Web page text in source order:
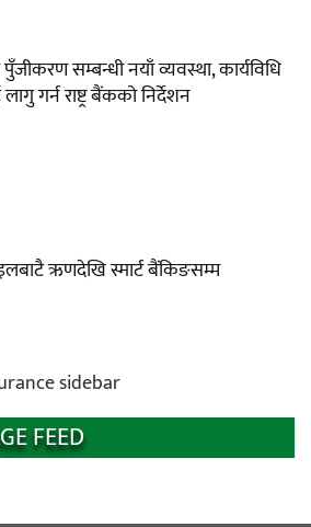
सम्बन्धी नयाँ व्यवस्था, कार्यविधि
गर्न राष्ट्र बैंकको निर्देशन
ऋणदेखि स्मार्ट बैंकिङसम्म
FEED